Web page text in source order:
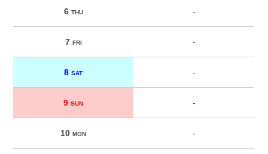
6 THU -
7 FRI -
8SAT -
9SUN -
10MON -